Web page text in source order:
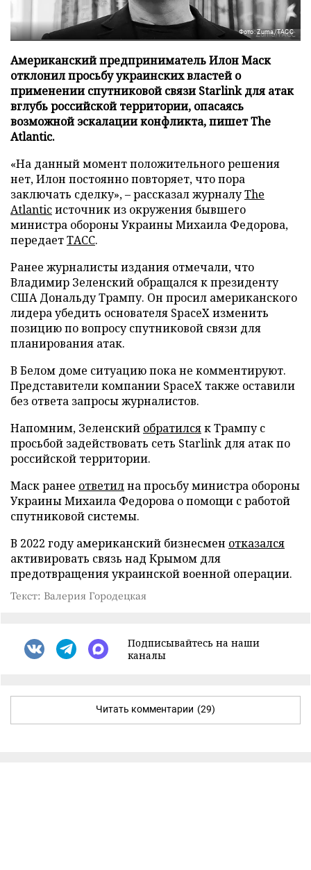
Фото: Zuma/ТАСС
Американский предприниматель Илон Маск
отклонил просьбу украинских властей о
применении спутниковой связи Starlink для атак
вглубь российской территории, опасаясь
возможной эскалации конфликта, пишет The
Atlantic.
«На данный момент положительного решения
нет, Илон постоянно повторяет, что пора
заключать сделку», – рассказал журналуThe
Atlanticисточник из окружения бывшего
министра обороны Украины Михаила Федорова,
передаетТАСС.
Ранее журналисты издания отмечали, что
Владимир Зеленский обращался к президенту
США Дональду Трампу. Он просил американского
лидера убедить основателя SpaceX изменить
позицию по вопросу спутниковой связи для
планирования атак.
В Белом доме ситуацию пока не комментируют.
Представители компании SpaceX также оставили
без ответа запросы журналистов.
Напомним, Зеленский обратилсяк Трампу с
просьбой задействовать сеть Starlink для атак по
российской территории.
Маск ранее ответилна просьбу министра обороны
Украины Михаила Федорова о помощи с работой
спутниковой системы.
В 2022 году американский бизнесмен отказался
активировать связь над Крымом для
предотвращения украинской военной операции.
Текст: Валерия Городецкая
Подписывайтесь на наши
каналы
Читать комментарии (29)